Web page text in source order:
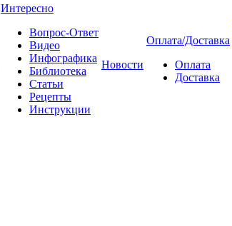
Интересно
Вопрос-Ответ
Видео
Инфографика
Библиотека
Статьи
Рецепты
Инструкции
Новости
Оплата/Доставка
Оплата
Доставка